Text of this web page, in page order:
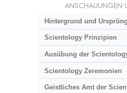
ANSCHAUUNGEN
Hintergrund und
Scientology Prinzipien
Ausübung der
Scientology Zeremonien
Geistliches Amt der